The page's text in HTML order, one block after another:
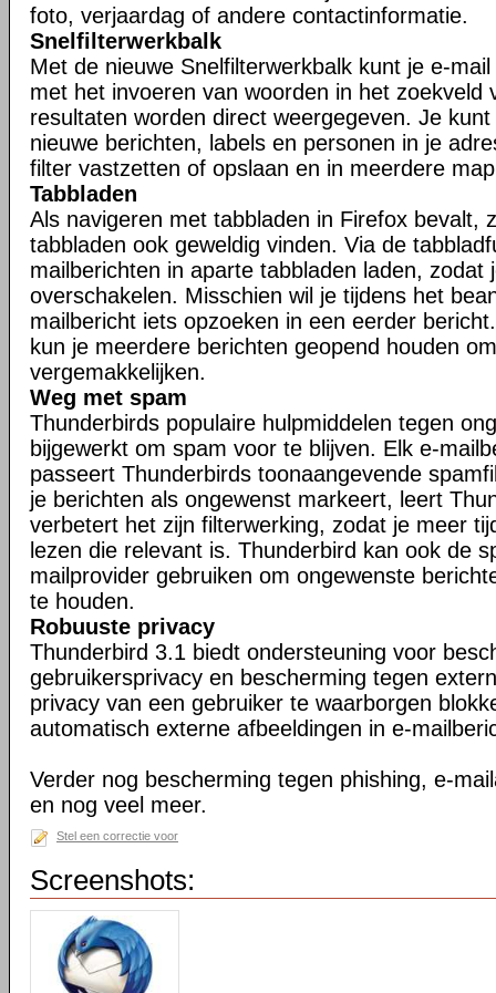
foto, verjaardag of andere contactinformatie.
Snelfilterwerkbalk
Met de nieuwe Snelfilterwerkbalk kunt je e-
met het invoeren van woorden in het zoekveld
resultaten worden direct weergegeven. Je
nieuwe berichten, labels en personen in je
filter vastzetten of opslaan en in meerdere
Tabbladen
Als navigeren met tabbladen in Firefox bevalt,
tabbladen ook geweldig vinden. Via de
mailberichten in aparte tabbladen laden, zodat
overschakelen. Misschien wil je tijdens het
mailbericht iets opzoeken in een eerder
kun je meerdere berichten geopend houden
vergemakkelijken.
Weg met spam
Thunderbirds populaire hulpmiddelen tegen
bijgewerkt om spam voor te blijven. Elk e-
passeert Thunderbirds toonaangevende
je berichten als ongewenst markeert, leert
verbetert het zijn filterwerking, zodat je meer
lezen die relevant is. Thunderbird kan ook de
mailprovider gebruiken om ongewenste
te houden.
Robuuste privacy
Thunderbird 3.1 biedt ondersteuning voor
gebruikersprivacy en bescherming tegen
privacy van een gebruiker te waarborgen
automatisch externe afbeeldingen in e-
Verder nog bescherming tegen phishing, e-
en nog veel meer.
Stel een correctie voor
Screenshots: